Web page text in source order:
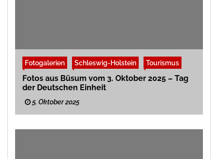
Fotogalerien Schleswig-Holstein Tourismus
Fotos aus Büsum vom 3. Oktober 2025 – Tag
der Deutschen Einheit
5. Oktober 2025